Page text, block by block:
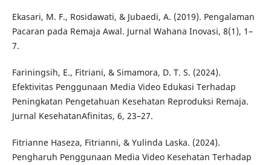
Ekasari, M. F., Rosidawati, & Jubaedi, A. (2019). Pengalaman
Pacaran pada Remaja Awal. Jurnal Wahana Inovasi, 8(1), 1–
7.
Fariningsih, E., Fitriani, & Simamora, D. T. S. (2024).
Efektivitas Penggunaan Media Video Edukasi Terhadap
Peningkatan Pengetahuan Kesehatan Reproduksi Remaja.
Jurnal KesehatanAfinitas, 6, 23–27.
Fitrianne Haseza, Fitrianni, & Yulinda Laska. (2024).
Pengharuh Penggunaan Media Video Kesehatan Terhadap